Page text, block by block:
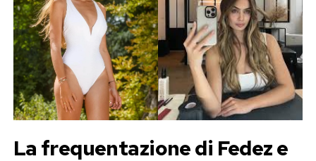
La frequentazione di Fedez e